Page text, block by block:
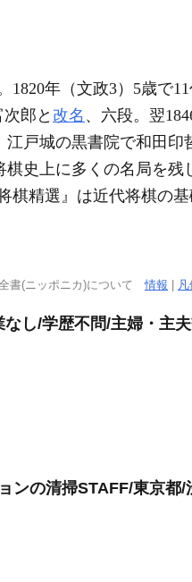
年（文政3）5歳で
郎と改名 、六段。翌
戸城の黒書院で和田印
史上に多くの名局を残
棋精選』は近代将棋の基
全書(ニッポニカ)について情報 凡
し/学歴不問/主婦・主
ンの清掃STAFF/東京都/